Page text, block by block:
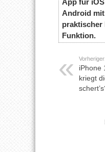
Android mit
praktischer
Funktion.
Vorheriger:
iPhone
kriegt